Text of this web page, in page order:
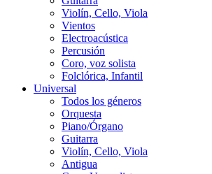
Violín, Cello, Viola
Vientos
Electroacústica
Percusión
Coro, voz solista
Folclórica, Infantil
Universal
Todos los géneros
Orquesta
Piano/Órgano
Guitarra
Violín, Cello, Viola
Antigua